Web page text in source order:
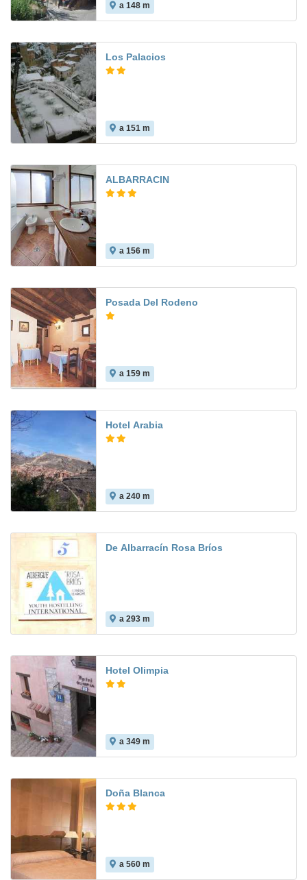
a 148 m
Los Palacios
a 151 m
ALBARRACIN
a 156 m
Posada Del Rodeno
a 159 m
Hotel Arabia
a 240 m
De Albarracín Rosa Bríos
a 293 m
Hotel Olimpia
a 349 m
Doña Blanca
a 560 m